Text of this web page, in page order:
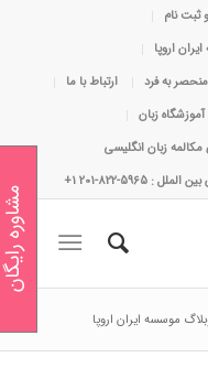
ثبت نام
اروپا
به فرد
ارتباط با ما
زبان
مکالمه زبان انگلیسی
موسسه ایران اروپا